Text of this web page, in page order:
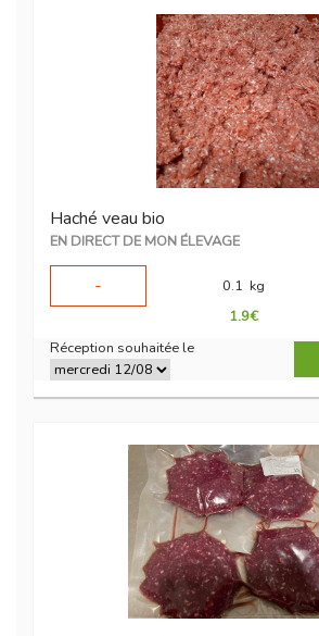
Haché veau bio
EN DIRECT DE MON ÉLEVAGE
-
0.1 kg
1.9€
Réception souhaitée le